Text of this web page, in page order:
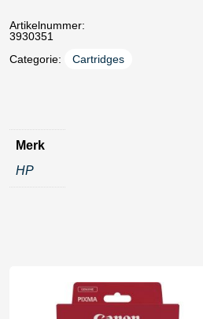
Artikelnummer:
3930351
Categorie:
Cartridges
Merk
HP